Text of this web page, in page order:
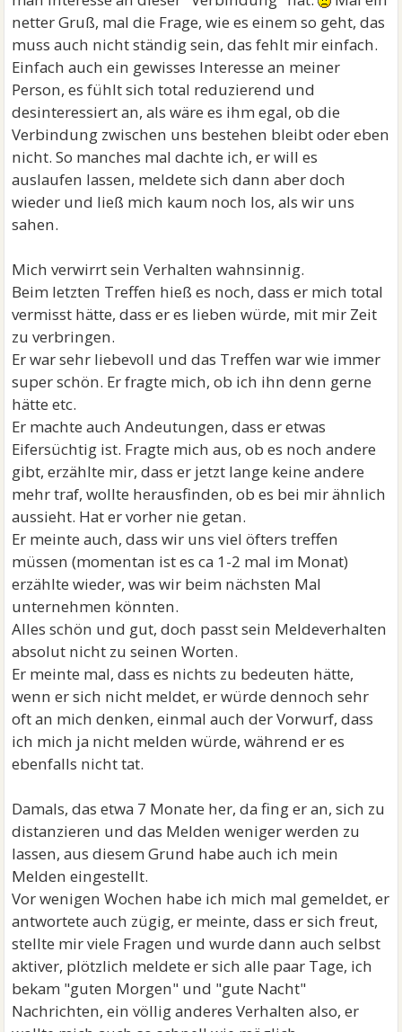
netter Gruß, mal die Frage, wie es einem so geht, das
muss auch nicht ständig sein, das fehlt mir einfach.
Einfach auch ein gewisses Interesse an meiner
Person, es fühlt sich total reduzierend und
desinteressiert an, als wäre es ihm egal, ob die
Verbindung zwischen uns bestehen bleibt oder eben
nicht. So manches mal dachte ich, er will es
auslaufen lassen, meldete sich dann aber doch
wieder und ließ mich kaum noch los, als wir uns
sahen.
Mich verwirrt sein Verhalten wahnsinnig.
Beim letzten Treffen hieß es noch, dass er mich total
vermisst hätte, dass er es lieben würde, mit mir Zeit
zu verbringen.
Er war sehr liebevoll und das Treffen war wie immer
super schön. Er fragte mich, ob ich ihn denn gerne
hätte etc.
Er machte auch Andeutungen, dass er etwas
Eifersüchtig ist. Fragte mich aus, ob es noch andere
gibt, erzählte mir, dass er jetzt lange keine andere
mehr traf, wollte herausfinden, ob es bei mir ähnlich
aussieht. Hat er vorher nie getan.
Er meinte auch, dass wir uns viel öfters treffen
müssen (momentan ist es ca 1-2 mal im Monat)
erzählte wieder, was wir beim nächsten Mal
unternehmen könnten.
Alles schön und gut, doch passt sein Meldeverhalten
absolut nicht zu seinen Worten.
Er meinte mal, dass es nichts zu bedeuten hätte,
wenn er sich nicht meldet, er würde dennoch sehr
oft an mich denken, einmal auch der Vorwurf, dass
ich mich ja nicht melden würde, während er es
ebenfalls nicht tat.
Damals, das etwa 7 Monate her, da fing er an, sich zu
distanzieren und das Melden weniger werden zu
lassen, aus diesem Grund habe auch ich mein
Melden eingestellt.
Vor wenigen Wochen habe ich mich mal gemeldet, er
antwortete auch zügig, er meinte, dass er sich freut,
stellte mir viele Fragen und wurde dann auch selbst
aktiver, plötzlich meldete er sich alle paar Tage, ich
bekam "guten Morgen" und "gute Nacht"
Nachrichten, ein völlig anderes Verhalten also, er